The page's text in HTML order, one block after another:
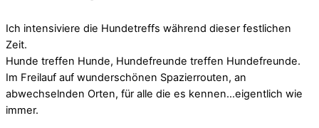
Ich intensiviere die Hundetreffs während dieser festlichen
Zeit.
Hunde treffen Hunde, Hundefreunde treffen Hundefreunde.
Im Freilauf auf wunderschönen Spazierrouten, an
abwechselnden Orten, für alle die es kennen…eigentlich wie
immer.